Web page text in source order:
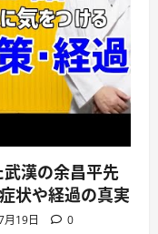
武漢の余昌平先
状や経過の真実
月19日 0